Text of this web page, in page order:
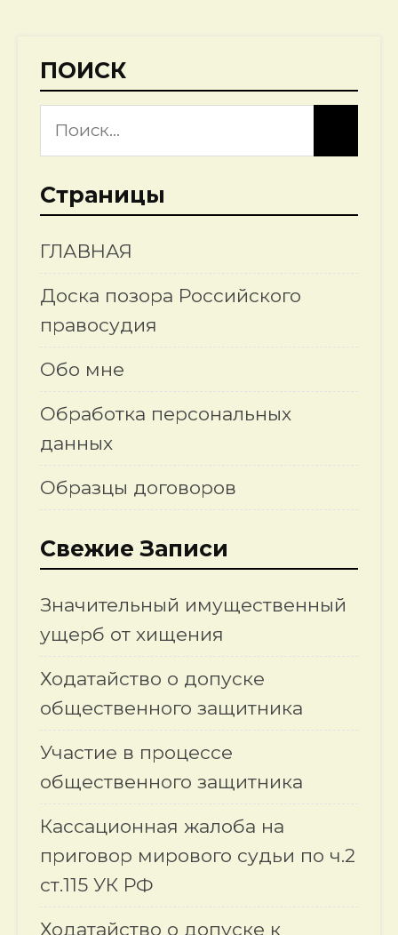
ПОИСК
Страницы
ГЛАВНАЯ
Доска позора Российского
правосудия
Обо мне
Обработка персональных
данных
Образцы договоров
Свежие Записи
Значительный имущественный
ущерб от хищения
Ходатайство о допуске
общественного защитника
Участие в процессе
общественного защитника
Кассационная жалоба на
приговор мирового судьи по ч.2
ст.115 УК РФ
Ходатайство о допуске к